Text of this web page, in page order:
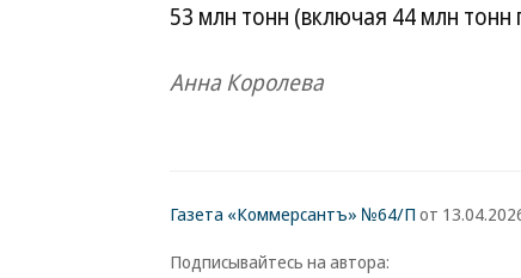
53 млн тонн (включая 44 млн
Анна Королева
Газета «Коммерсантъ» №64/П от
Подписывайтесь на автора: